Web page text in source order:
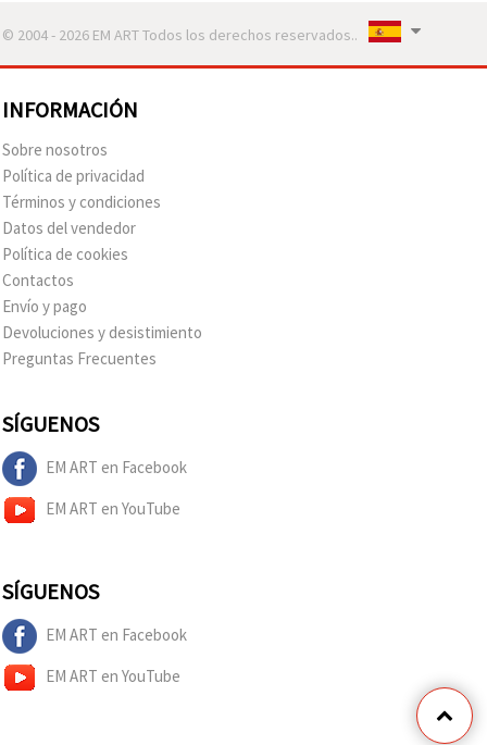
© 2004 - 2026 EM ART Todos los derechos reservados..
INFORMACIÓN
Sobre nosotros
Política de privacidad
Términos y condiciones
Datos del vendedor
Política de cookies
Contactos
Envío y pago
Devoluciones y desistimiento
Preguntas Frecuentes
SÍGUENOS
EM ART en Facebook
EM ART en YouTube
SÍGUENOS
EM ART en Facebook
EM ART en YouTube